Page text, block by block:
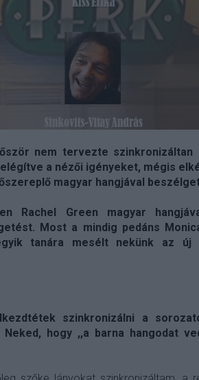
nem tervezte szinkronizáltan
a nézői igényeket, mégis
magyar hangjával
Rachel Green magyar
Most a mindig pedáns
tanára mesélt nekünk az új
szinkronizálni a
Neked, hogy ,,a barna hangodat